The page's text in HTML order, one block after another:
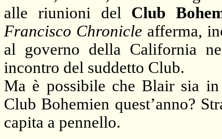
alle riunioni del Club
Francisco Chronicle afferma,
al governo della California
incontro del suddetto Club.
Ma è possibile che Blair sia
Club Bohemien quest’anno?
capita a pennello.